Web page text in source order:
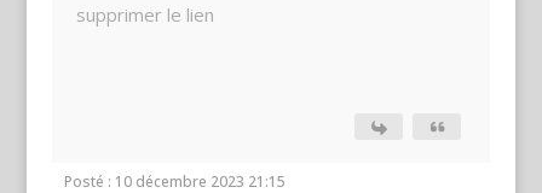
supprimer le lien
Posté : 10 décembre 2023 21:15